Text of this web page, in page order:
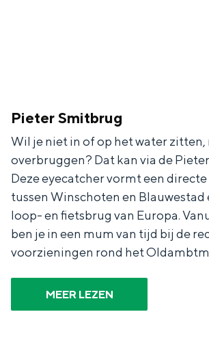
Pieter Smitbrug
Wil je niet in of op het water
overbruggen? Dat kan via de
Deze eyecatcher vormt een
tussen Winschoten en Blauwestad
loop- en fietsbrug van Europa.
ben je in een mum van tijd bij de
voorzieningen rond het
MEER LEZEN